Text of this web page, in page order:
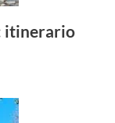
itinerario